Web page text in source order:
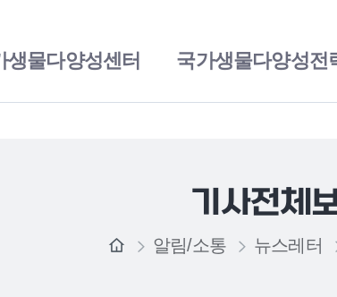
생물다양성센터 국가생물다양성전
기사전체
알림/소통 뉴스레터